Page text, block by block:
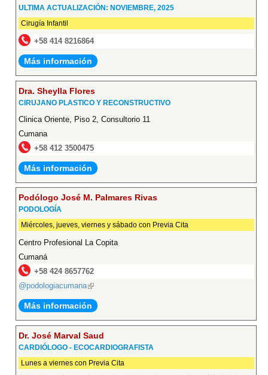
ULTIMA ACTUALIZACIÓN: NOVIEMBRE, 2025
Cirugía Infantil
+58 414 8216864
Más información
Dra. Sheylla Flores
CIRUJANO PLASTICO Y RECONSTRUCTIVO
Clinica Oriente, Piso 2, Consultorio 11
Cumana
+58 412 3500475
Más información
Podólogo José M. Palmares Rivas
PODOLOGÍA
Miércoles, jueves, viernes y sábado con Previa Cita
Centro Profesional La Copita
Cumaná
+58 424 8657762
@podologiacumana(link
is
external)
Más información
Dr. José Marval Saud
CARDIÓLOGO - ECOCARDIOGRAFISTA
Lunes a viernes con Previa Cita